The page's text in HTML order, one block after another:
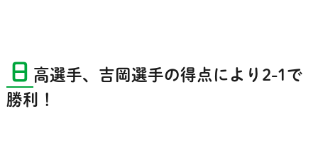
日 高選手、吉岡選手の得点により2-1で
勝利！